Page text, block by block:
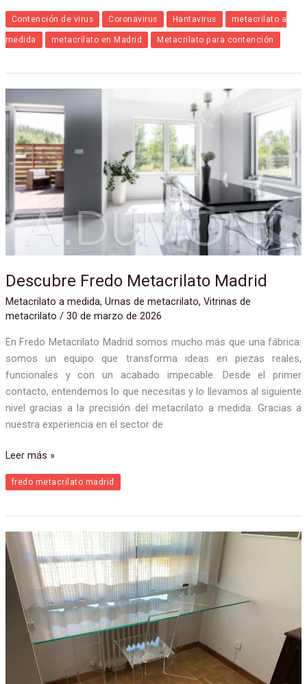
Contención de virus Coronavirus Hantavirus metacrilato a
medida metacrilato en Madrid Metacrilato para contención
Descubre Fredo Metacrilato Madrid
Metacrilato a medida, Urnas de metacrilato, Vitrinas de
metacrilato / 30 de marzo de 2026
En Fredo Metacrilato Madrid somos mucho más que una fábrica:
somos un equipo que transforma ideas en piezas reales,
funcionales y con un acabado impecable. Desde el primer
contacto, entendemos lo que necesitas y lo llevamos al siguiente
nivel gracias a la precisión del metacrilato a medida. Gracias a
nuestra experiencia en el sector de
Fredo
Metacrilato
Madrid
Leer más »
fredo metacrilato madrid
Muebles
de
metacrilato
2025